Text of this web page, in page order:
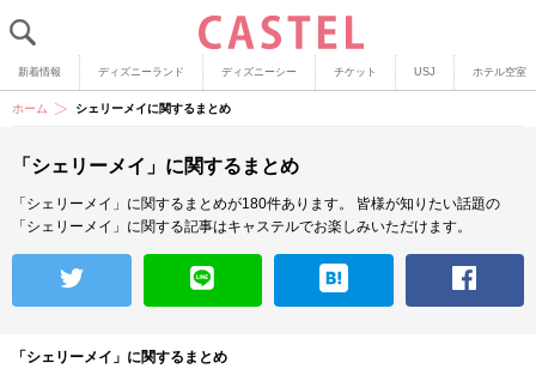
新着情報 ディズニーランド ディズニーシー チケット USJ ホテル空室
ホーム シェリーメイに関するまとめ
「シェリーメイ」に関するまとめ
「シェリーメイ」に関するまとめが180件あります。
皆様が知りたい話題の
「シェリーメイ」に関する記事はキャステルでお楽しみいただけます。
「シェリーメイ」に関するまとめ